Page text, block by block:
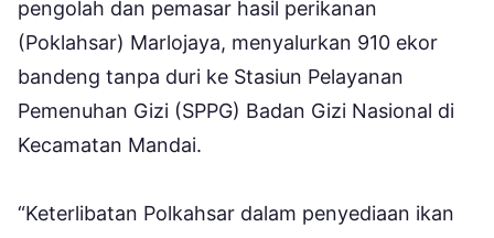
pengolah dan pemasar hasil perikanan
(Poklahsar) Marlojaya, menyalurkan 910 ekor
bandeng tanpa duri ke Stasiun Pelayanan
Pemenuhan Gizi (SPPG) Badan Gizi Nasional di
Kecamatan Mandai.
“Keterlibatan Polkahsar dalam penyediaan ikan